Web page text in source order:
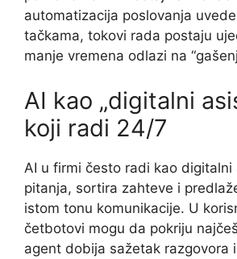
automatizacija poslovanja
tačkama, tokovi rada postaju
manje vremena odlazi na
AI kao „digitalni
koji radi 24/7
AI u firmi često radi kao digitalni
pitanja, sortira zahteve i
istom tonu komunikacije. U
četbotovi mogu da pokriju
agent dobija sažetak razgovora